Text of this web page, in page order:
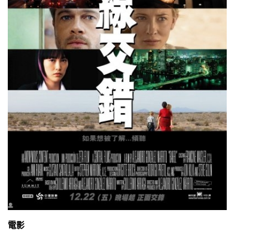
電影